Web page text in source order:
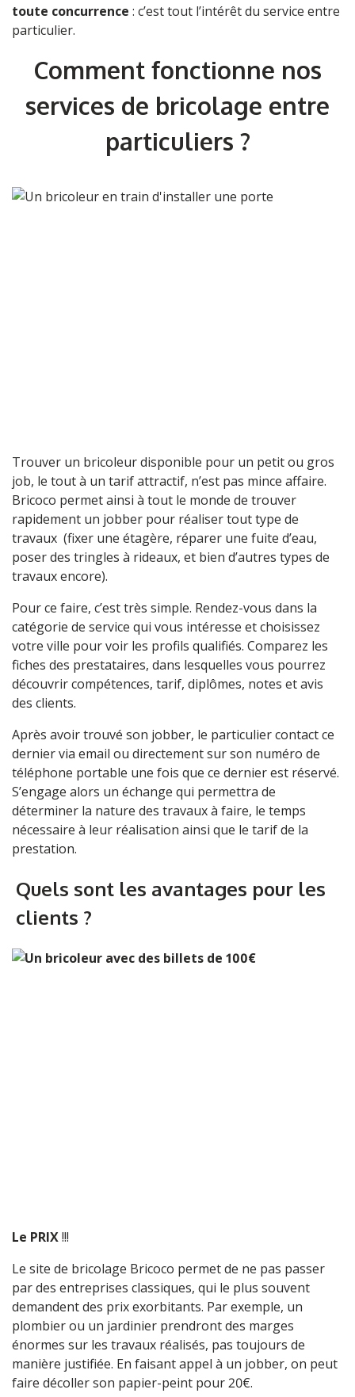
toute concurrence : c’est tout l’intérêt du service entre
particulier.
Comment fonctionne nos
services de bricolage entre
particuliers ?
Trouver un bricoleur disponible pour un petit ou gros
job, le tout à un tarif attractif, n’est pas mince affaire.
Bricoco permet ainsi à tout le monde de trouver
rapidement un jobber pour réaliser tout type de
travaux (fixer une étagère, réparer une fuite d’eau,
poser des tringles à rideaux, et bien d’autres types de
travaux encore).
Pour ce faire, c’est très simple. Rendez-vous dans la
catégorie de service qui vous intéresse et choisissez
votre ville pour voir les profils qualifiés. Comparez les
fiches des prestataires, dans lesquelles vous pourrez
découvrir compétences, tarif, diplômes, notes et avis
des clients.
Après avoir trouvé son jobber, le particulier contact ce
dernier via email ou directement sur son numéro de
téléphone portable une fois que ce dernier est réservé.
S’engage alors un échange qui permettra de
déterminer la nature des travaux à faire, le temps
nécessaire à leur réalisation ainsi que le tarif de la
prestation.
Quels sont les avantages pour les
clients ?
Le PRIX!!!
Le site de bricolage Bricoco permet de ne pas passer
par des entreprises classiques, qui le plus souvent
demandent des prix exorbitants. Par exemple, un
plombier ou un jardinier prendront des marges
énormes sur les travaux réalisés, pas toujours de
manière justifiée. En faisant appel à un jobber, on peut
faire décoller son papier-peint pour 20€.